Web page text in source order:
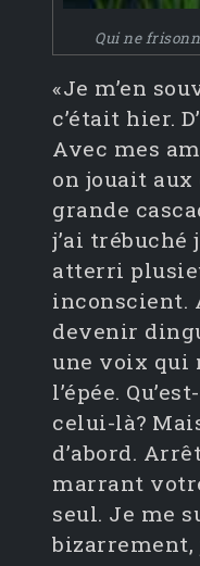
Qui ne
«Je m’en
c’était hier.
Avec mes
on jouait aux
grande
j’ai trébuché
atterri
inconscient.
devenir
une voix qui
l’épée.
celui-là?
d’abord.
marrant
seul. Je me
bizarrement,